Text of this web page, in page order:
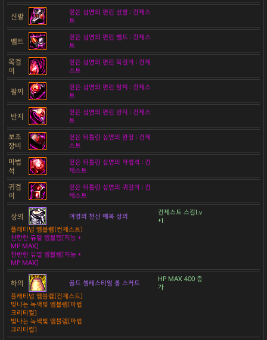
신발
짙은 심연의 편린 신발 : 컨제스
트
벨트
짙은 심연의 편린 벨트 : 컨제스
트
목걸
이
짙은 심연의 편린 목걸이 : 컨제
스트
팔찌
짙은 심연의 편린 팔찌 : 컨제스
트
반지
짙은 심연의 편린 반지 : 컨제스
트
보조
장비
짙은 뒤틀린 심연의 완장 : 컨제
스트
마법
석
짙은 뒤틀린 심연의 마법석 : 컨
제스트
귀걸
이
짙은 뒤틀린 심연의 귀걸이 : 컨
제스트
상의 여명의 천신 예복 상의
컨제스트 스킬Lv
+1
플래티넘 엠블렘[컨제스트]
찬란한 듀얼 엠블렘[지능 +
MP MAX]
찬란한 듀얼 엠블렘[지능 +
MP MAX]
하의 골드 셀레스티얼 롱 스커트
HP MAX 400 증
가
플래티넘 엠블렘[컨제스트]
빛나는 녹색빛 엠블렘[마법
크리티컬]
빛나는 녹색빛 엠블렘[마법
크리티컬]